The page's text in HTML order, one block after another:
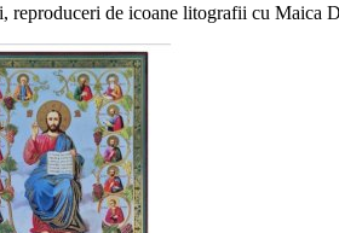
reproduceri de icoane litografii cu